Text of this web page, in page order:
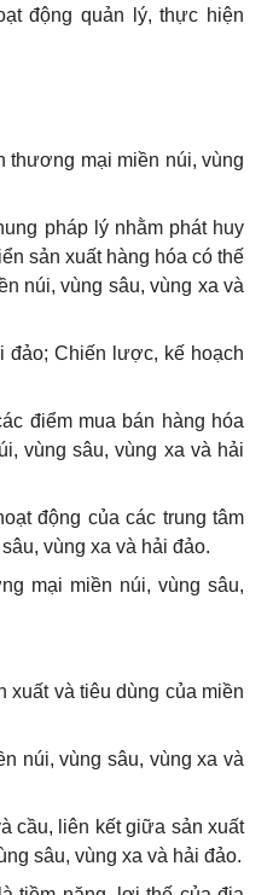
động quản lý, thực hiện
thương mại miền núi, vùng
pháp lý nhằm phát huy
sản xuất hàng hóa có thế
núi, vùng sâu, vùng xa và
đảo; Chiến lược, kế hoạch
điểm mua bán hàng hóa
vùng sâu, vùng xa và hải
động của các trung tâm
vùng xa và hải đảo.
mại miền núi, vùng sâu,
xuất và tiêu dùng của miền
núi, vùng sâu, vùng xa và
cầu, liên kết giữa sản xuất
sâu, vùng xa và hải đảo.